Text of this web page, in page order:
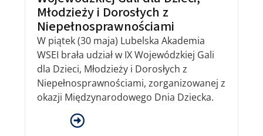
Młodzieży i Dorosłych z
Niepełnosprawnościami
W piątek (30 maja) Lubelska Akademia
WSEI brała udział w IX Wojewódzkiej Gali
dla Dzieci, Młodzieży i Dorosłych z
Niepełnosprawnościami, zorganizowanej z
okazji Międzynarodowego Dnia Dziecka.